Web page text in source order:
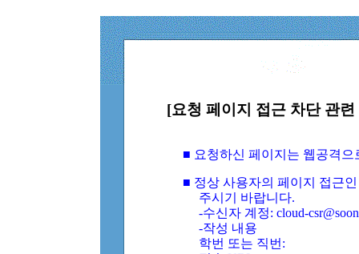
[요청 페이지 접근 차단 관
■ 요청하신 페이지는 웹공격
■ 정상 사용자의 페이지 접근
주시기 바랍니다.
-수신자 계정: cloud-
-작성 내용
학번 또는 직번: